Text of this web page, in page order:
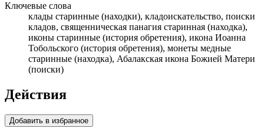
Ключевые слова
клады старинные (находки), кладоискательство, поиски
кладов, священническая панагия старинная (находка),
иконы старинные (история обретения), икона Иоанна
Тобольского (история обретения), монеты медные
старинные (находка), Абалакская икона Божией Матери
(поиски)
Действия
Добавить в избранное